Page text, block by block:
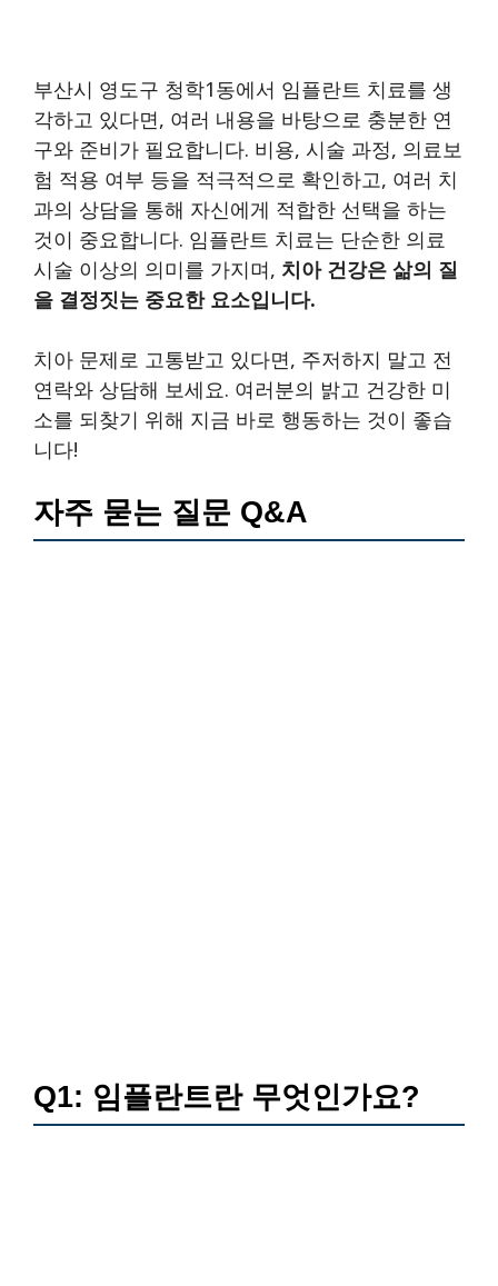
부산시 영도구 청학1동에서 임플란트 치료를 생
각하고 있다면, 여러 내용을 바탕으로 충분한 연
구와 준비가 필요합니다. 비용, 시술 과정, 의료보
험 적용 여부 등을 적극적으로 확인하고, 여러 치
과의 상담을 통해 자신에게 적합한 선택을 하는
것이 중요합니다. 임플란트 치료는 단순한 의료
시술 이상의 의미를 가지며, 치아 건강은 삶의 질
을 결정짓는 중요한 요소입니다.
치아 문제로 고통받고 있다면, 주저하지 말고 전
연락와 상담해 보세요. 여러분의 밝고 건강한 미
소를 되찾기 위해 지금 바로 행동하는 것이 좋습
니다!
자주 묻는 질문 Q&A
Q1: 임플란트란 무엇인가요?